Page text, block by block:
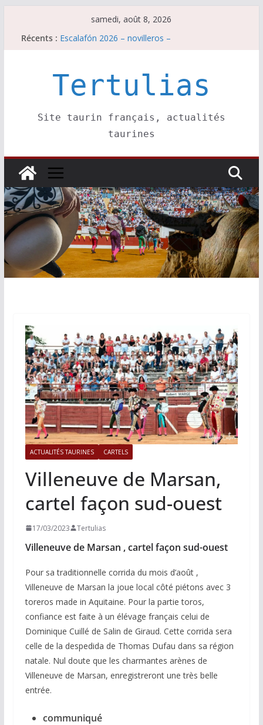
samedi, août 8, 2026
Récents : Escalafón 2026 – novilleros –
Les brèves du vendredi 7 août
Escalafón 2026 – matadors de toros-
Tertulias
Site taurin français, actualités
taurines
ACTUALITÉS TAURINES CARTELS
Villeneuve de Marsan,
cartel façon sud-ouest
17/03/2023 Tertulias
Villeneuve de Marsan , cartel façon sud-ouest
Pour sa traditionnelle corrida du mois d’août ,
Villeneuve de Marsan la joue local côté piétons avec 3
toreros made in Aquitaine. Pour la partie toros,
confiance est faite à un élévage français celui de
Dominique Cuillé de Salin de Giraud. Cette corrida sera
celle de la despedida de Thomas Dufau dans sa région
natale. Nul doute que les charmantes arènes de
Villeneuve de Marsan, enregistreront une très belle
entrée.
communiqué